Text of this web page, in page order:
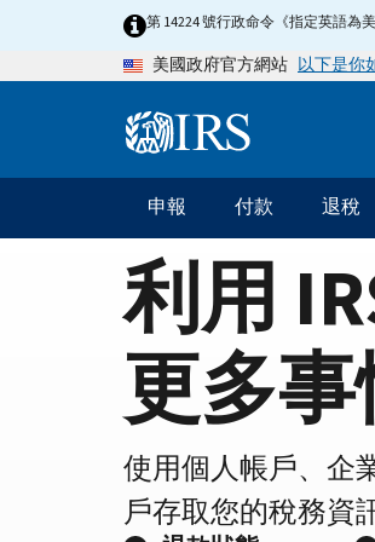
Page
第 14224 號行政命令《指定英語為
美國政府官方網站 以下是你
Information
主
要
導
航
申報 付款 退稅
利用
更多
使用個人帳戶、企
戶存取您的稅務資訊